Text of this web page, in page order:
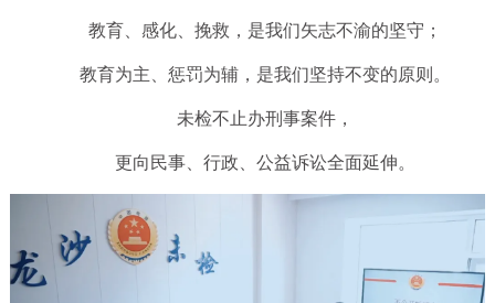
教育、感化、挽救，是我们矢志不渝的坚守；
教育为主、惩罚为辅，是我们坚持不变的原则。
未检不止办刑事案件，
更向民事、行政、公益诉讼全面延伸。